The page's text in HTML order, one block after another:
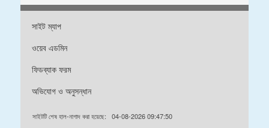
সাইট ম্যাপ
ওয়েব এডমিন
ফিডব্যাক ফরম
অভিযোগ ও অনুসন্ধান
সাইটটি শেষ হাল-নাগাদ করা হয়েছে: 04-08-2026 09:47:50